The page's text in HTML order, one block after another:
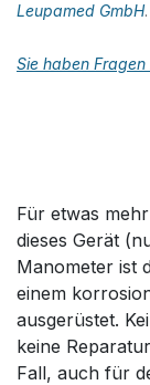
Leupamed GmbH.
Sie haben
Für etwas
dieses Gerät
Manometer ist
einem
ausgerüstet.
keine
Fall, auch für